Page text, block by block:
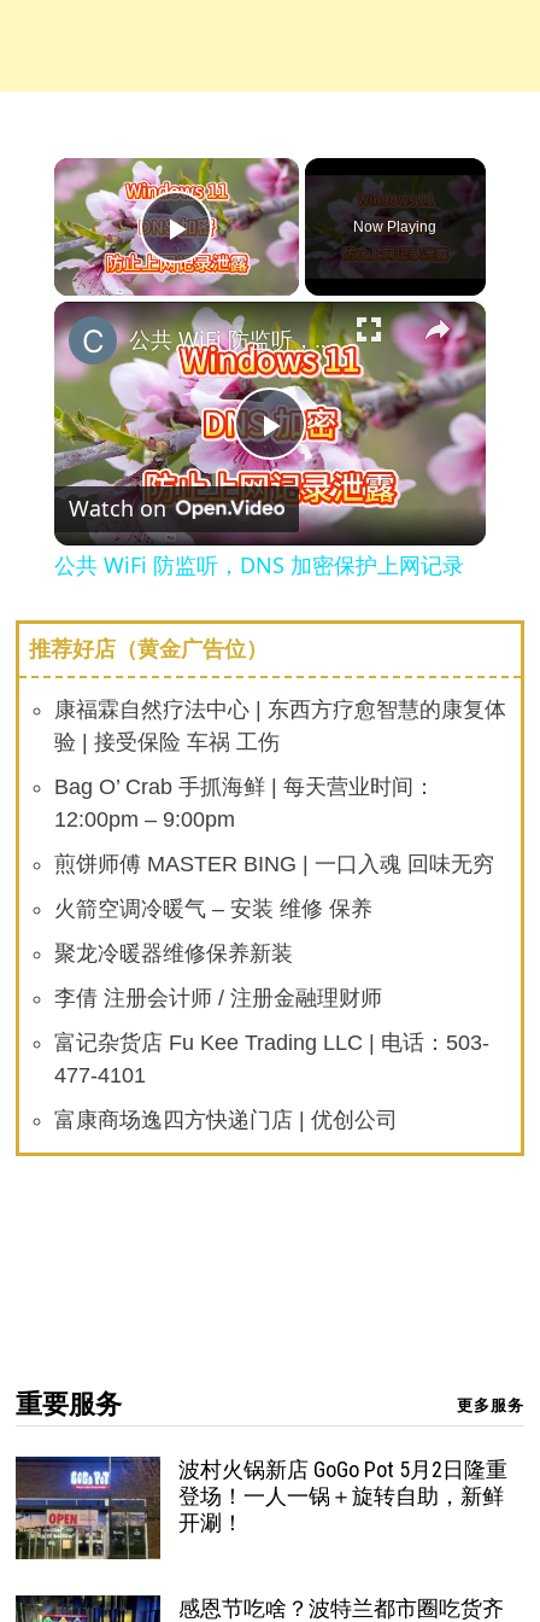
×
Play Video
Now Playing
×
Play
Video
公共 WiFi 防监听，DNS 加密保护上网记录
Watch on
公共 WiFi 防监听，DNS 加密保护上网记录
推荐好店（黄金广告位）
康福霖自然疗法中心 | 东西方疗愈智慧的康复体
验 | 接受保险 车祸 工伤
Bag O’ Crab 手抓海鲜 | 每天营业时间：
12:00pm – 9:00pm
煎饼师傅 MASTER BING | 一口入魂 回味无穷
火箭空调冷暖气 – 安装 维修 保养
聚龙冷暖器维修保养新装
李倩 注册会计师 / 注册金融理财师
富记杂货店 Fu Kee Trading LLC | 电话：503-
477-4101
富康商场逸四方快递门店 | 优创公司
重要服务 更多服务
波村火锅新店 GoGo Pot 5月2日隆重
登场！一人一锅＋旋转自助，新鲜
开涮！
感恩节吃啥？波特兰都市圈吃货齐